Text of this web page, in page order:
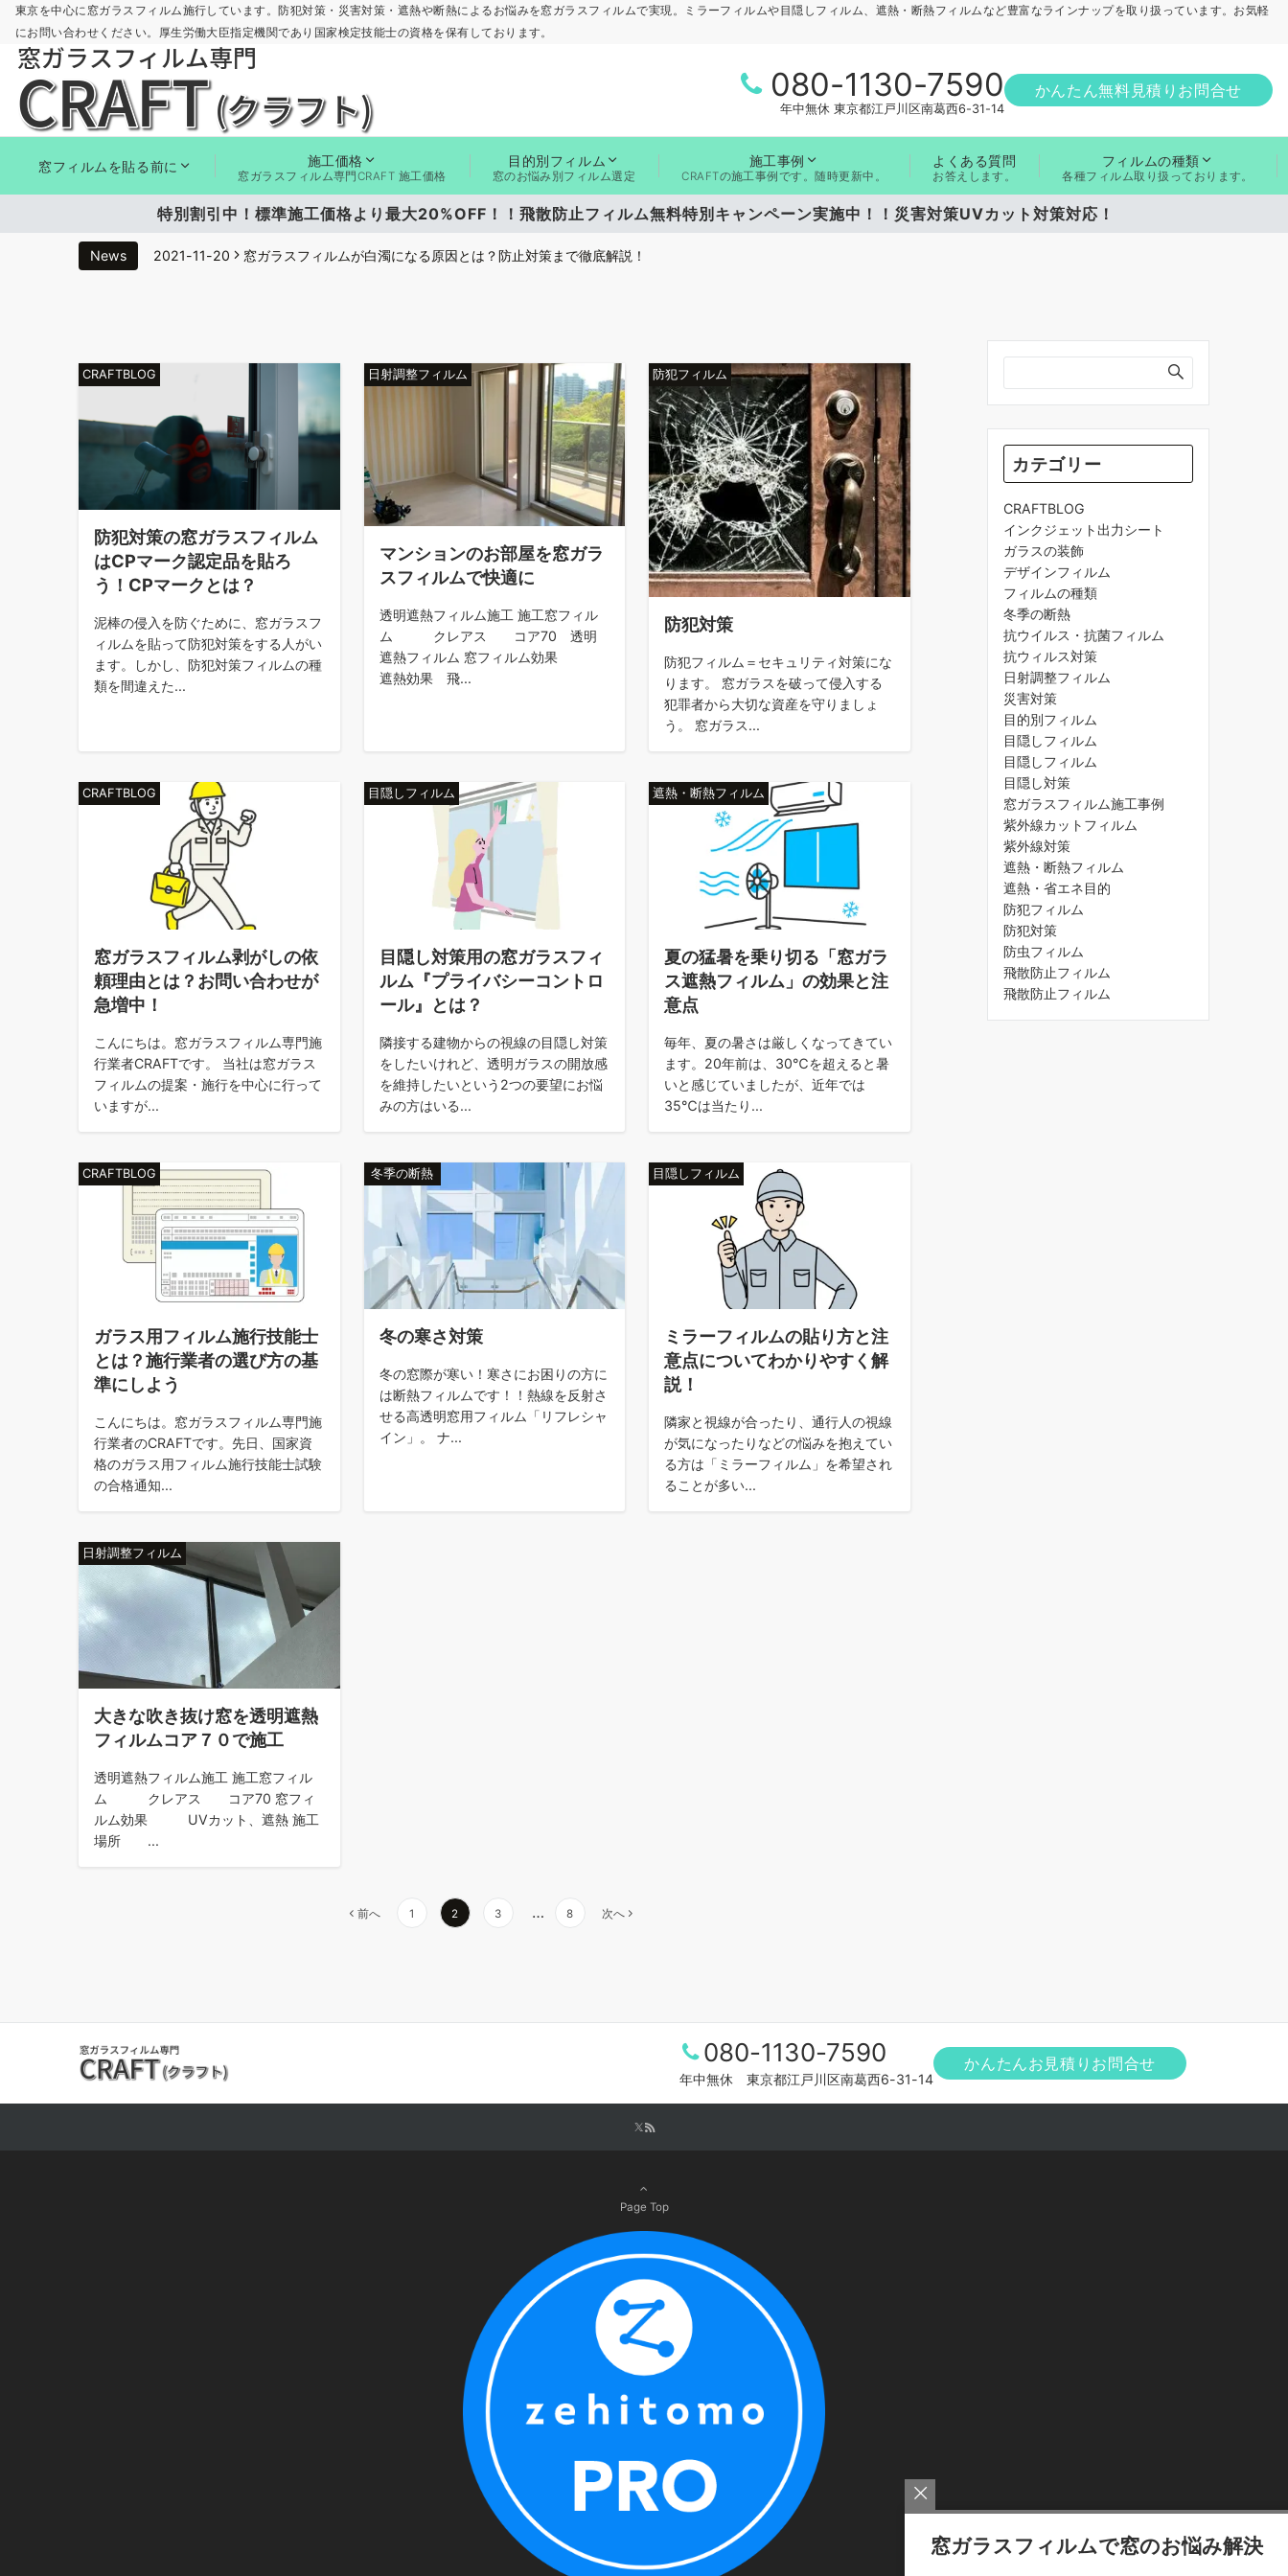
東京を中心に窓ガラスフィルム施行しています。防犯対策・災害対策・遮熱や断熱によるお悩みを窓ガラスフィルムで実現。ミラーフィルムや目隠しフィルム、遮熱・断熱フィルムなど豊富なラインナップを取り扱っています。お気軽
にお問い合わせください。厚生労働大臣指定機関であり国家検定技能士の資格を保有しております。
080-1130-7590
年中無休 東京都江戸川区南葛西6-31-14
かんたん無料見積りお問合せ
窓フィルムを貼る前に 施工価格
窓ガラスフィルム専門CRAFT 施工価格
目的別フィルム
窓のお悩み別フィルム選定
施工事例
CRAFTの施工事例です。随時更新中。
よくある質問
お答えします。
フィルムの種類
各種フィルム取り扱っております。
特別割引中！標準施工価格より最大20%OFF！！飛散防止フィルム無料特別キャンペーン実施中！！災害対策UVカット対策対応！
News 2021-11-20 窓ガラスフィルムが白濁になる原因とは？防止対策まで徹底解説！
防虫対策で専用駆除剤より「窓ガラスフィルム」がおすすめの理由
2021-10-24 網入り窓ガラスフィルムの遮熱対策には「遮熱フィルム」がおすすめ！
2021-10-24 窓ガラスの落下事故の防止対策に窓ガラスフィルムを貼ろう！
2021-10-21 網入り窓ガラスには遮熱フィルムを貼らないで！驚きの修理代金を公開
2021-10-16 網入りガラスに飛散防止フィルムは貼れるの？災害対策をしよう！
2021-10-06 目隠し対策用の窓ガラスフィルム『プライバシーコントロール』とは？
2021-11-20 【施行事例付き】オフィスにガラスフィルムを施行するメリットを解説
CRAFTBLOG
防犯対策の窓ガラスフィルム
はCPマーク認定品を貼ろ
う！CPマークとは？
泥棒の侵入を防ぐために、窓ガラスフ
ィルムを貼って防犯対策をする人がい
ます。しかし、防犯対策フィルムの種
類を間違えた...
日射調整フィルム
マンションのお部屋を窓ガラ
スフィルムで快適に
透明遮熱フィルム施工 施工窓フィル
ム クレアス コア70 透明
遮熱フィルム 窓フィルム効果
遮熱効果 飛...
防犯フィルム
防犯対策
防犯フィルム＝セキュリティ対策にな
ります。 窓ガラスを破って侵入する
犯罪者から大切な資産を守りましょ
う。 窓ガラス...
CRAFTBLOG
窓ガラスフィルム剥がしの依
頼理由とは？お問い合わせが
急増中！
こんにちは。窓ガラスフィルム専門施
行業者CRAFTです。 当社は窓ガラス
フィルムの提案・施行を中心に行って
いますが...
目隠しフィルム
目隠し対策用の窓ガラスフィ
ルム『プライバシーコントロ
ール』とは？
隣接する建物からの視線の目隠し対策
をしたいけれど、透明ガラスの開放感
を維持したいという2つの要望にお悩
みの方はいる...
遮熱・断熱フィルム
夏の猛暑を乗り切る「窓ガラ
ス遮熱フィルム」の効果と注
意点
毎年、夏の暑さは厳しくなってきてい
ます。20年前は、30℃を超えると暑
いと感じていましたが、近年では
35℃は当たり...
CRAFTBLOG
ガラス用フィルム施行技能士
とは？施行業者の選び方の基
準にしよう
こんにちは。窓ガラスフィルム専門施
行業者のCRAFTです。先日、国家資
格のガラス用フィルム施行技能士試験
の合格通知...
冬季の断熱
冬の寒さ対策
冬の窓際が寒い！寒さにお困りの方に
は断熱フィルムです！！熱線を反射さ
せる高透明窓用フィルム「リフレシャ
イン」。 ナ...
目隠しフィルム
ミラーフィルムの貼り方と注
意点についてわかりやすく解
説！
隣家と視線が合ったり、通行人の視線
が気になったりなどの悩みを抱えてい
る方は「ミラーフィルム」を希望され
ることが多い...
日射調整フィルム
大きな吹き抜け窓を透明遮熱
フィルムコア７０で施工
透明遮熱フィルム施工 施工窓フィル
ム クレアス コア70 窓フィ
ルム効果 UVカット、遮熱 施工
場所 ...
前へ 1 2 3 … 8 次へ
カテゴリー
CRAFTBLOG
インクジェット出力シート
ガラスの装飾
デザインフィルム
フィルムの種類
冬季の断熱
抗ウイルス・抗菌フィルム
抗ウィルス対策
日射調整フィルム
災害対策
目的別フィルム
目隠しフィルム
目隠しフィルム
目隠し対策
窓ガラスフィルム施工事例
紫外線カットフィルム
紫外線対策
遮熱・断熱フィルム
遮熱・省エネ目的
防犯フィルム
防犯対策
防虫フィルム
飛散防止フィルム
飛散防止フィルム
080-1130-7590
年中無休 東京都江戸川区南葛西6-31-14
かんたんお見積りお問合せ
Page Top
窓ガラスフィルムで窓のお悩み解決